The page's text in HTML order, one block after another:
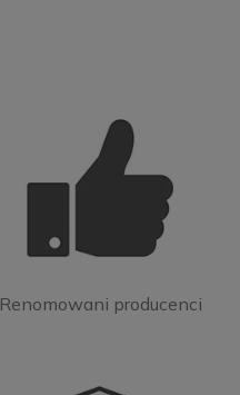
Renomowani producenci